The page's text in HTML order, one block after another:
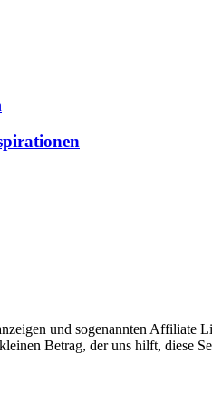
und sogenannten
Betrag, der uns hilft, diese